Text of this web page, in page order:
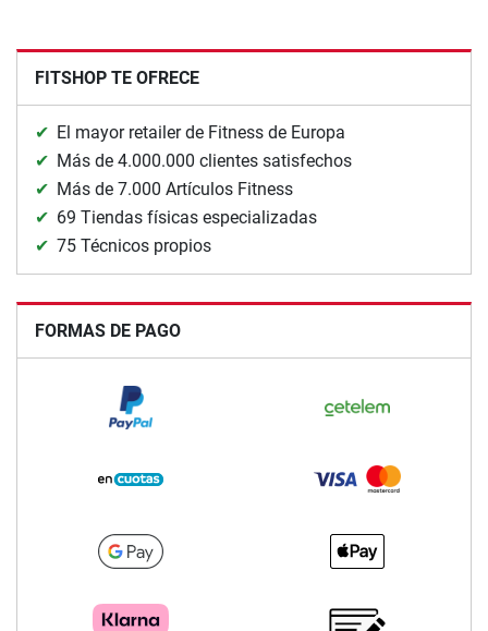
FITSHOP TE OFRECE
El mayor retailer de Fitness de Europa
Más de 4.000.000 clientes satisfechos
Más de 7.000 Artículos Fitness
69 Tiendas físicas especializadas
75 Técnicos propios
FORMAS DE PAGO